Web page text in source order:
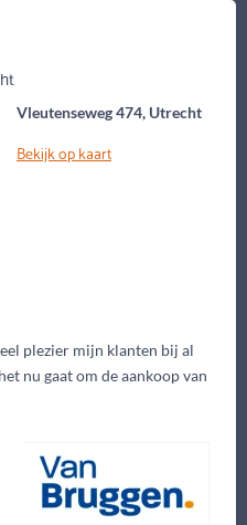
Vleutenseweg 474, Utrecht
Bekijk op kaart
plezier mijn klanten bij al
nu gaat om de aankoop van